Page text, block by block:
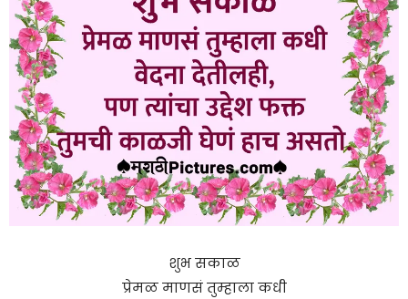
शुभ सकाळ
प्रेमळ माणसं तुम्हाला कधी